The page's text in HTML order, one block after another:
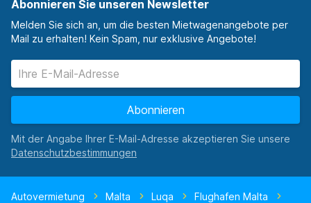
Abonnieren Sie unseren Newsletter
Melden Sie sich an, um die besten Mietwagenangebote per
Mail zu erhalten! Kein Spam, nur exklusive Angebote!
Abonnieren
Mit der Angabe Ihrer E-Mail-Adresse akzeptieren Sie unsere
Autovermietung Malta Luqa
Flughafen Malta